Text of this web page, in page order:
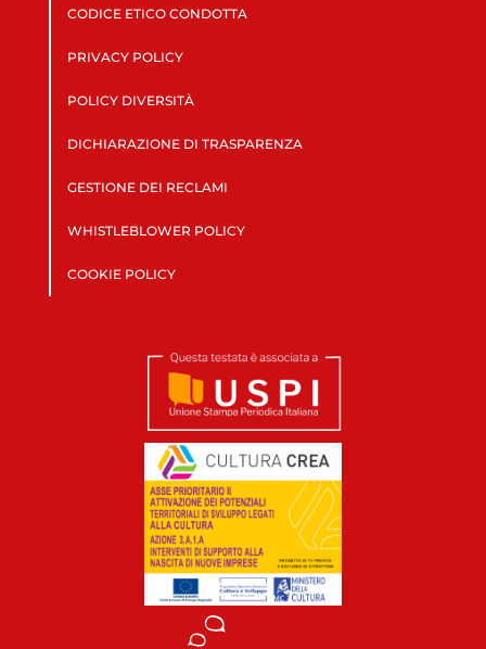
CODICE ETICO CONDOTTA
PRIVACY POLICY
POLICY DIVERSITÀ
DICHIARAZIONE DI TRASPARENZA
GESTIONE DEI RECLAMI
WHISTLEBLOWER POLICY
COOKIE POLICY